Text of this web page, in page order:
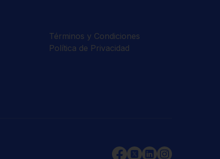
Términos y Condiciones
Política de Privacidad